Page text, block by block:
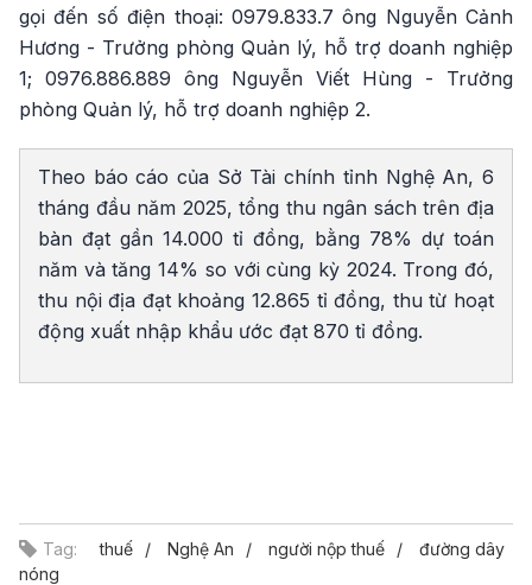
gọi đến số điện thoại: 0979.833.7 ông Nguyễn Cảnh
Hương - Trưởng phòng Quản lý, hỗ trợ doanh nghiệp
1; 0976.886.889 ông Nguyễn Viết Hùng - Trưởng
phòng Quản lý, hỗ trợ doanh nghiệp 2.
Theo báo cáo của Sở Tài chính tỉnh Nghệ An, 6
tháng đầu năm 2025, tổng thu ngân sách trên địa
bàn đạt gần 14.000 tỉ đồng, bằng 78% dự toán
năm và tăng 14% so với cùng kỳ 2024. Trong đó,
thu nội địa đạt khoảng 12.865 tỉ đồng, thu từ hoạt
động xuất nhập khẩu ước đạt 870 tỉ đồng.
Tag: thuế Nghệ An người nộp thuế
đường dây
nóng